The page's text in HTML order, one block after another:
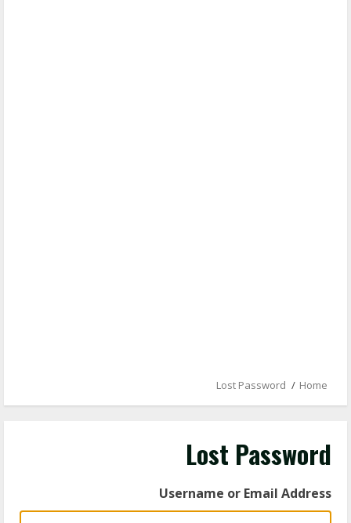
Home
Lost Password
Lost Password
Username or Email Address